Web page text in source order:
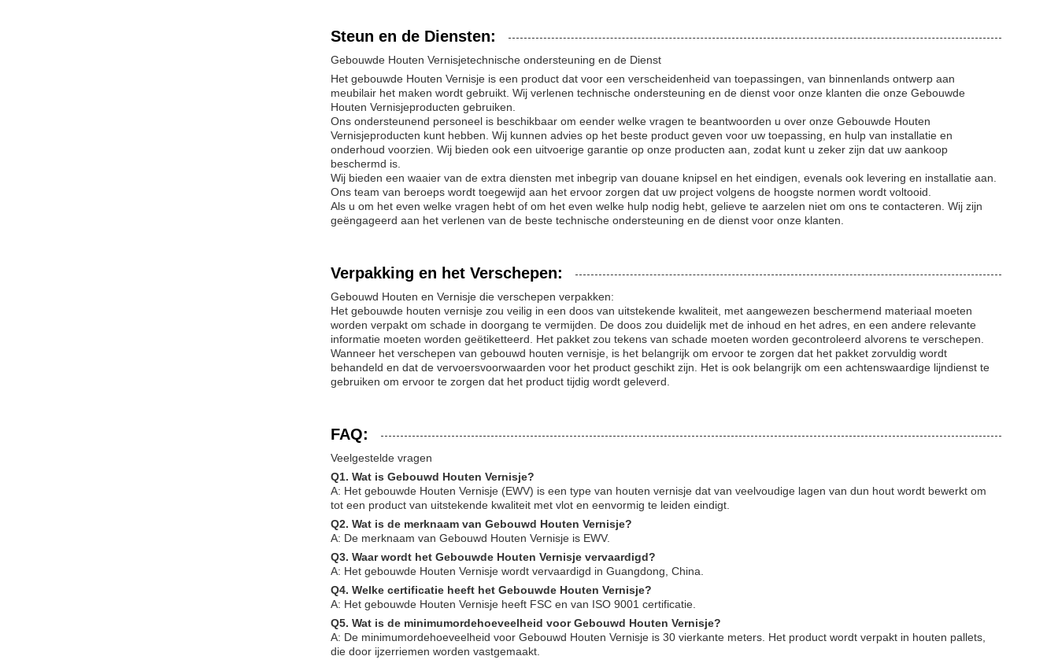
Steun en de Diensten:
Gebouwde Houten Vernisjetechnische ondersteuning en de Dienst
Het gebouwde Houten Vernisje is een product dat voor een verscheidenheid van toepassingen, van binnenlands ontwerp aan
meubilair het maken wordt gebruikt. Wij verlenen technische ondersteuning en de dienst voor onze klanten die onze Gebouwde
Houten Vernisjeproducten gebruiken.
Ons ondersteunend personeel is beschikbaar om eender welke vragen te beantwoorden u over onze Gebouwde Houten
Vernisjeproducten kunt hebben. Wij kunnen advies op het beste product geven voor uw toepassing, en hulp van installatie en
onderhoud voorzien. Wij bieden ook een uitvoerige garantie op onze producten aan, zodat kunt u zeker zijn dat uw aankoop
beschermd is.
Wij bieden een waaier van de extra diensten met inbegrip van douane knipsel en het eindigen, evenals ook levering en installatie aan.
Ons team van beroeps wordt toegewijd aan het ervoor zorgen dat uw project volgens de hoogste normen wordt voltooid.
Als u om het even welke vragen hebt of om het even welke hulp nodig hebt, gelieve te aarzelen niet om ons te contacteren. Wij zijn
geëngageerd aan het verlenen van de beste technische ondersteuning en de dienst voor onze klanten.
Verpakking en het Verschepen:
Gebouwd Houten en Vernisje die verschepen verpakken:
Het gebouwde houten vernisje zou veilig in een doos van uitstekende kwaliteit, met aangewezen beschermend materiaal moeten
worden verpakt om schade in doorgang te vermijden. De doos zou duidelijk met de inhoud en het adres, en een andere relevante
informatie moeten worden geëtiketteerd. Het pakket zou tekens van schade moeten worden gecontroleerd alvorens te verschepen.
Wanneer het verschepen van gebouwd houten vernisje, is het belangrijk om ervoor te zorgen dat het pakket zorvuldig wordt
behandeld en dat de vervoersvoorwaarden voor het product geschikt zijn. Het is ook belangrijk om een achtenswaardige lijndienst te
gebruiken om ervoor te zorgen dat het product tijdig wordt geleverd.
FAQ:
Veelgestelde vragen
Q1. Wat is Gebouwd Houten Vernisje?
A: Het gebouwde Houten Vernisje (EWV) is een type van houten vernisje dat van veelvoudige lagen van dun hout wordt bewerkt om
tot een product van uitstekende kwaliteit met vlot en eenvormig te leiden eindigt.
Q2. Wat is de merknaam van Gebouwd Houten Vernisje?
A: De merknaam van Gebouwd Houten Vernisje is EWV.
Q3. Waar wordt het Gebouwde Houten Vernisje vervaardigd?
A: Het gebouwde Houten Vernisje wordt vervaardigd in Guangdong, China.
Q4. Welke certificatie heeft het Gebouwde Houten Vernisje?
A: Het gebouwde Houten Vernisje heeft FSC en van ISO 9001 certificatie.
Q5. Wat is de minimumordehoeveelheid voor Gebouwd Houten Vernisje?
A: De minimumordehoeveelheid voor Gebouwd Houten Vernisje is 30 vierkante meters. Het product wordt verpakt in houten pallets,
die door ijzerriemen worden vastgemaakt.